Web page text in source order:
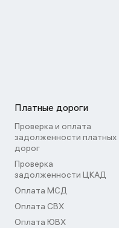
Платные дороги
Проверка и оплата
задолженности платных
дорог
Проверка
задолженности ЦКАД
Оплата МСД
Оплата СВХ
Оплата ЮВХ